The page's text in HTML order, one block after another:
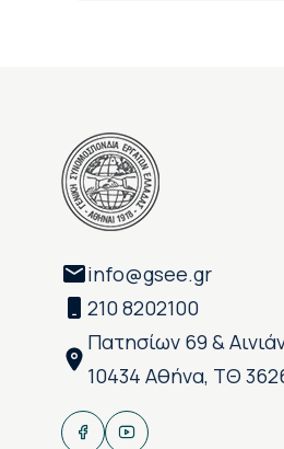
info@gsee.gr
210 8202100
Πατησίων 69 &
10434 Αθήνα, ΤΘ